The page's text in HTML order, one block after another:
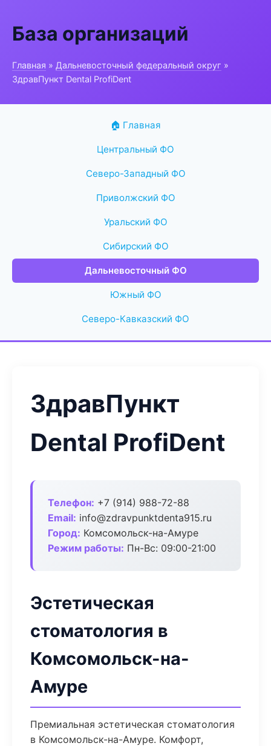
База организаций
Главная » Дальневосточный федеральный округ »
ЗдравПункт Dental ProfiDent
🏠 Главная
Центральный ФО
Северо-Западный ФО
Приволжский ФО
Уральский ФО
Сибирский ФО
Дальневосточный ФО
Южный ФО
Северо-Кавказский ФО
ЗдравПункт
Dental ProfiDent
Телефон: +7 (914) 988-72-88
Email: info@zdravpunktdenta915.ru
Город: Комсомольск-на-Амуре
Режим работы: Пн-Вс: 09:00-21:00
Эстетическая
стоматология в
Комсомольск-на-
Амуре
Премиальная эстетическая стоматология
в Комсомольск-на-Амуре. Комфорт,